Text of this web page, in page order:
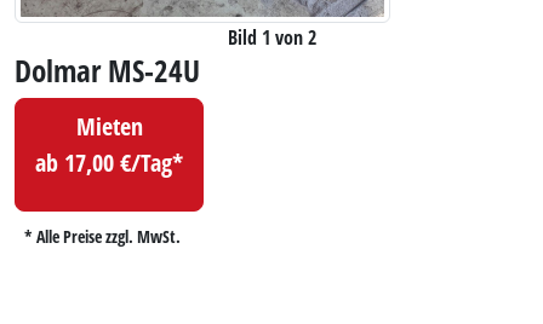
Bild 1 von 2
Dolmar MS-24U
Mieten
ab 17,00 €/Tag*
* Alle Preise zzgl. MwSt.